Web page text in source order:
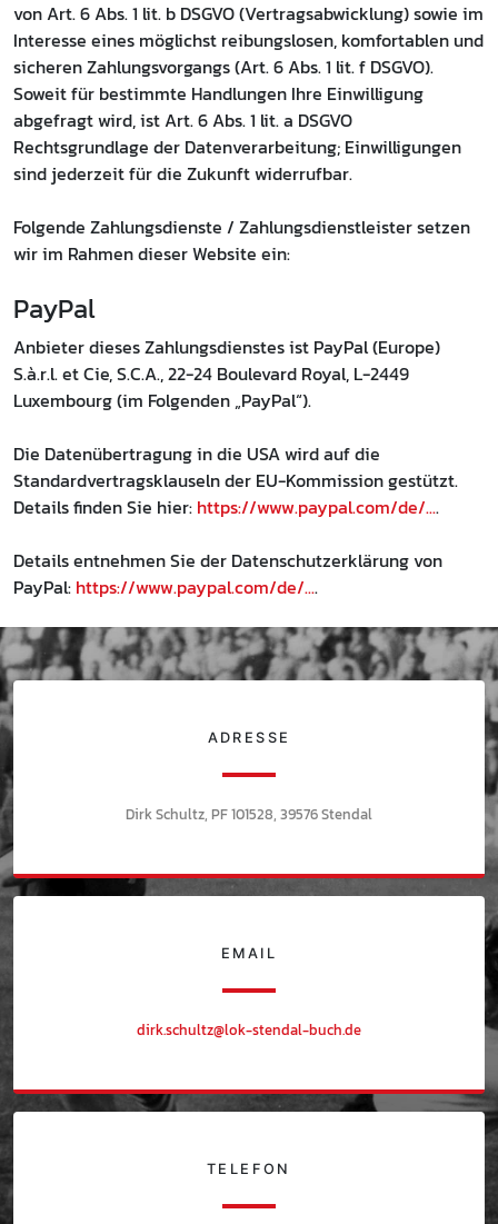
von Art. 6 Abs. 1 lit. b DSGVO (Vertragsabwicklung) sowie im
Interesse eines möglichst reibungslosen, komfortablen und
sicheren Zahlungsvorgangs (Art. 6 Abs. 1 lit. f DSGVO).
Soweit für bestimmte Handlungen Ihre Einwilligung
abgefragt wird, ist Art. 6 Abs. 1 lit. a DSGVO
Rechtsgrundlage der Datenverarbeitung; Einwilligungen
sind jederzeit für die Zukunft widerrufbar.
Folgende Zahlungsdienste / Zahlungsdienstleister setzen
wir im Rahmen dieser Website ein:
PayPal
Anbieter dieses Zahlungsdienstes ist PayPal (Europe)
S.à.r.l. et Cie, S.C.A., 22-24 Boulevard Royal, L-2449
Luxembourg (im Folgenden „PayPal“).
Die Datenübertragung in die USA wird auf die
Standardvertragsklauseln der EU-Kommission gestützt.
Details finden Sie hier: https://www.paypal.com/de/....
Details entnehmen Sie der Datenschutzerklärung von
PayPal: https://www.paypal.com/de/....
ADRESSE
Dirk Schultz, PF 101528, 39576 Stendal
EMAIL
dirk.schultz@lok-stendal-buch.de
TELEFON